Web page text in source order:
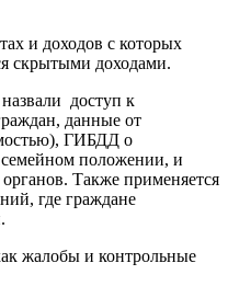
и доходов с которых
скрытыми доходами.
доступ к
данные от
ГИБДД о
положении, и
Также применяется
где граждане
жалобы и контрольные